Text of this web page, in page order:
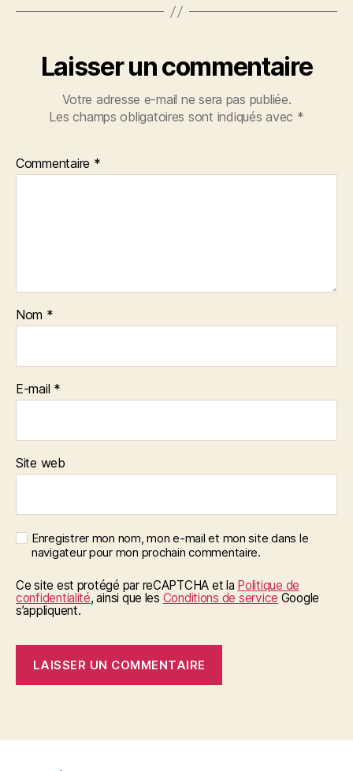
Laisser un commentaire
Votre adresse e-mail ne sera pas publiée.
Les champs obligatoires sont indiqués avec *
Commentaire *
Nom *
E-mail *
Site web
Enregistrer mon nom, mon e-mail et mon site dans le
navigateur pour mon prochain commentaire.
Ce site est protégé par reCAPTCHA et la Politique de
confidentialité, ainsi que les Conditions de service Google
s’appliquent.